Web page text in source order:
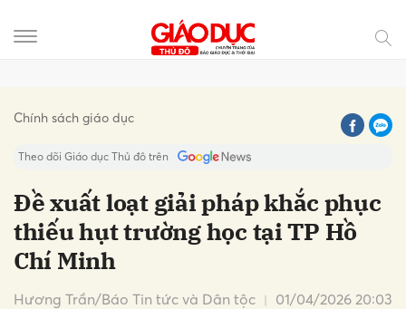
Chính sách giáo dục
Theo dõi Giáo dục Thủ đô trên
Đề xuất loạt giải pháp khắc phục
thiếu hụt trường học tại TP Hồ
Chí Minh
Hương Trần/Báo Tin tức và Dân tộc 01/04/2026 20:03